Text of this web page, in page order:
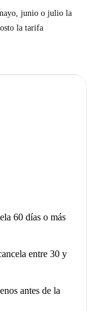
junio o julio la
la tarifa
60 días o más
entre 30 y
antes de la